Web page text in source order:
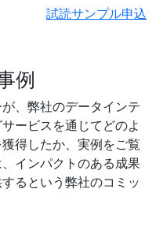
試読サンプル申込
例
、弊社のデータインテ
ービスを通じてどのよ
得したか、実例をご覧
インパクトのある成果
るという弊社のコミッ